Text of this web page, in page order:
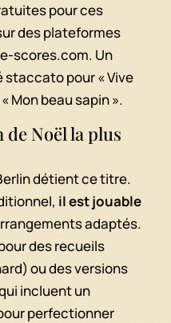
pour ces
des plateformes
scores.com. Un
staccato pour « Vive
Mon beau sapin ».
de Noël la plus
détient ce titre.
il est jouable
adaptés.
des recueils
ou des versions
incluent un
perfectionner